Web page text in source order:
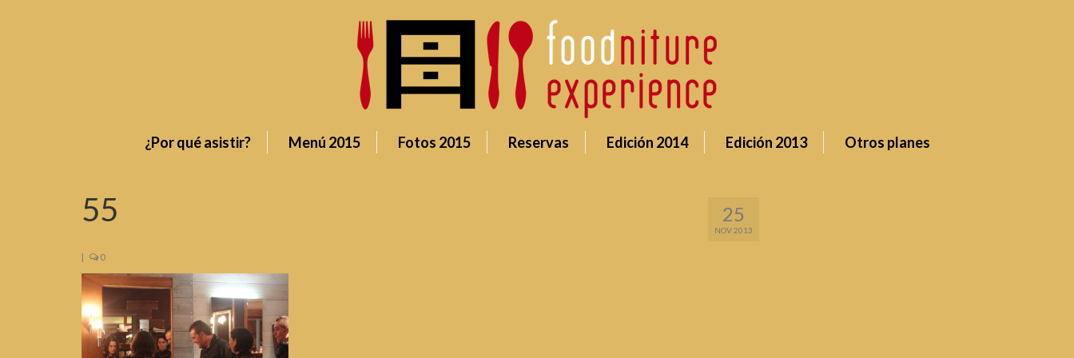
¿Por qué asistir? Menú 2015 Fotos 2015 Reservas Edición 2014 Edición 2013 Otros planes
25
NOV 2013
55
| 0